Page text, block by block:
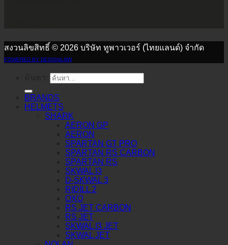
สงวนลิขสิทธิ์ © 2026 บริษัท ทูพาวเวอร์ (ไทยแลนด์) จำกัด
POWERED BY DESIGNLNW
BRANDS
HELMETS
SHARK
AERON GP
AERON
SPARTAN GT PRO
SPARTAN RS CARBON
SPARTAN RS
SKWAL I3
D-SKWAL 3
RIDILL 2
OXO
RS JET CARBON
RS JET
SKWAL I3 JET
SKWAL JET